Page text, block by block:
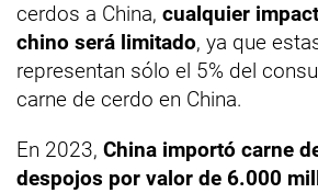
cerdos a China, cualquier
chino será limitado, ya que
representan sólo el 5% del
carne de cerdo en China.
En 2023, China importó carne
despojos por valor de 6.000